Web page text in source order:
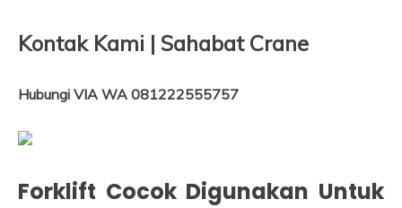
Kontak Kami | Sahabat Crane
Hubungi VIA WA 081222555757
Forklift Cocok Digunakan Untuk